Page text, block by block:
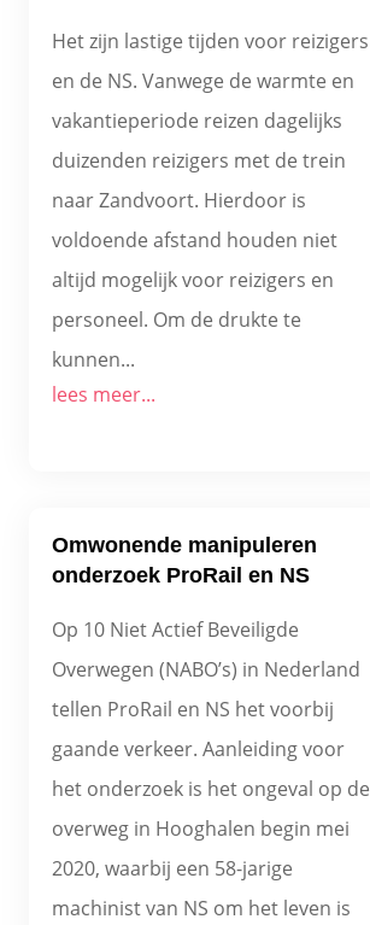
Het zijn lastige tijden voor reizigers
en de NS. Vanwege de warmte en
vakantieperiode reizen dagelijks
duizenden reizigers met de trein
naar Zandvoort. Hierdoor is
voldoende afstand houden niet
altijd mogelijk voor reizigers en
personeel. Om de drukte te
kunnen...
lees meer...
Omwonende manipuleren
onderzoek ProRail en NS
Op 10 Niet Actief Beveiligde
Overwegen (NABO’s) in Nederland
tellen ProRail en NS het voorbij
gaande verkeer. Aanleiding voor
het onderzoek is het ongeval op de
overweg in Hooghalen begin mei
2020, waarbij een 58-jarige
machinist van NS om het leven is